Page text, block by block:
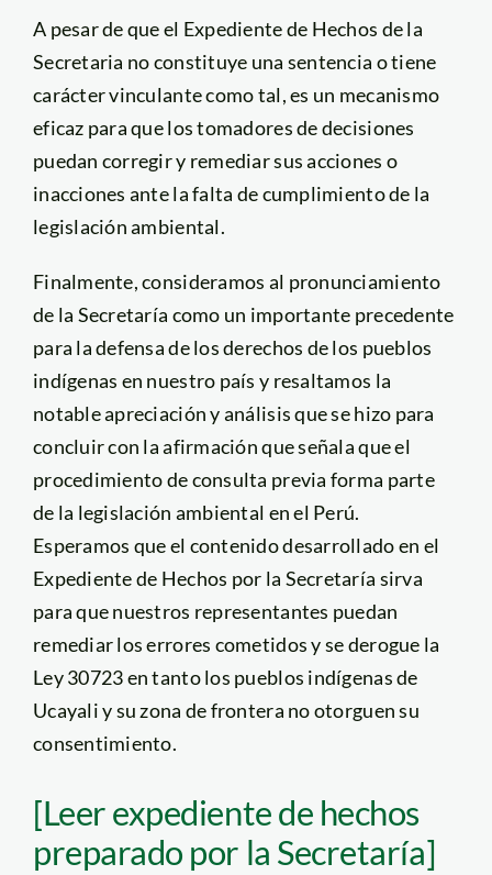
A pesar de que el Expediente de Hechos de la
Secretaria no constituye una sentencia o tiene
carácter vinculante como tal, es un mecanismo
eficaz para que los tomadores de decisiones
puedan corregir y remediar sus acciones o
inacciones ante la falta de cumplimiento de la
legislación ambiental.
Finalmente, consideramos al pronunciamiento
de la Secretaría como un importante precedente
para la defensa de los derechos de los pueblos
indígenas en nuestro país y resaltamos la
notable apreciación y análisis que se hizo para
concluir con la afirmación que señala que el
procedimiento de consulta previa forma parte
de la legislación ambiental en el Perú.
Esperamos que el contenido desarrollado en el
Expediente de Hechos por la Secretaría sirva
para que nuestros representantes puedan
remediar los errores cometidos y se derogue la
Ley 30723 en tanto los pueblos indígenas de
Ucayali y su zona de frontera no otorguen su
consentimiento.
[Leer expediente de hechos
preparado por la Secretaría]